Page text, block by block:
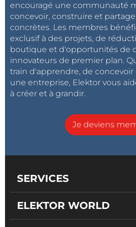
encouragé une communauté
concevoir, construire et
concrètes. Les membres
exclusif à des projets, de
boutique et d'opportunités de
innovateurs de premier plan.
train d'apprendre, de
une entreprise, Elektor vous
à créer et à grandir.
Je deviens
SERVICES
ELEKTOR WORLD